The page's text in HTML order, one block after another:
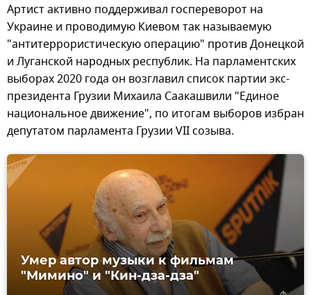
Артист активно поддерживал госпереворот на
Украине и проводимую Киевом так называемую
"антитеррористическую операцию" против Донецкой
и Луганской народных республик. На парламентских
выборах 2020 года он возглавил список партии экс-
президента Грузии Михаила Саакашвили "Единое
национальное движение", по итогам выборов избран
депутатом парламента Грузии VII созыва.
Умер автор музыки к фильмам
"Мимино" и "Кин-дза-дза"